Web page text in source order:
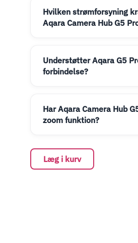
Hvilken strømforsyning
Aqara Camera Hub G5
Understøtter Aqara G5
forbindelse?
Har Aqara Camera Hub
zoom funktion?
Læg i kurv